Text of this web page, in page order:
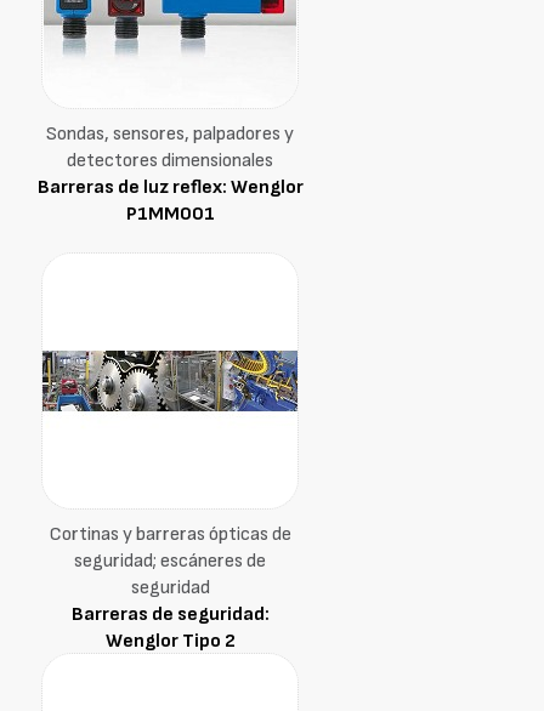
Sondas, sensores, palpadores y
detectores dimensionales
Barreras de luz reflex: Wenglor
P1MM001
Cortinas y barreras ópticas de
seguridad; escáneres de
seguridad
Barreras de seguridad:
Wenglor Tipo 2